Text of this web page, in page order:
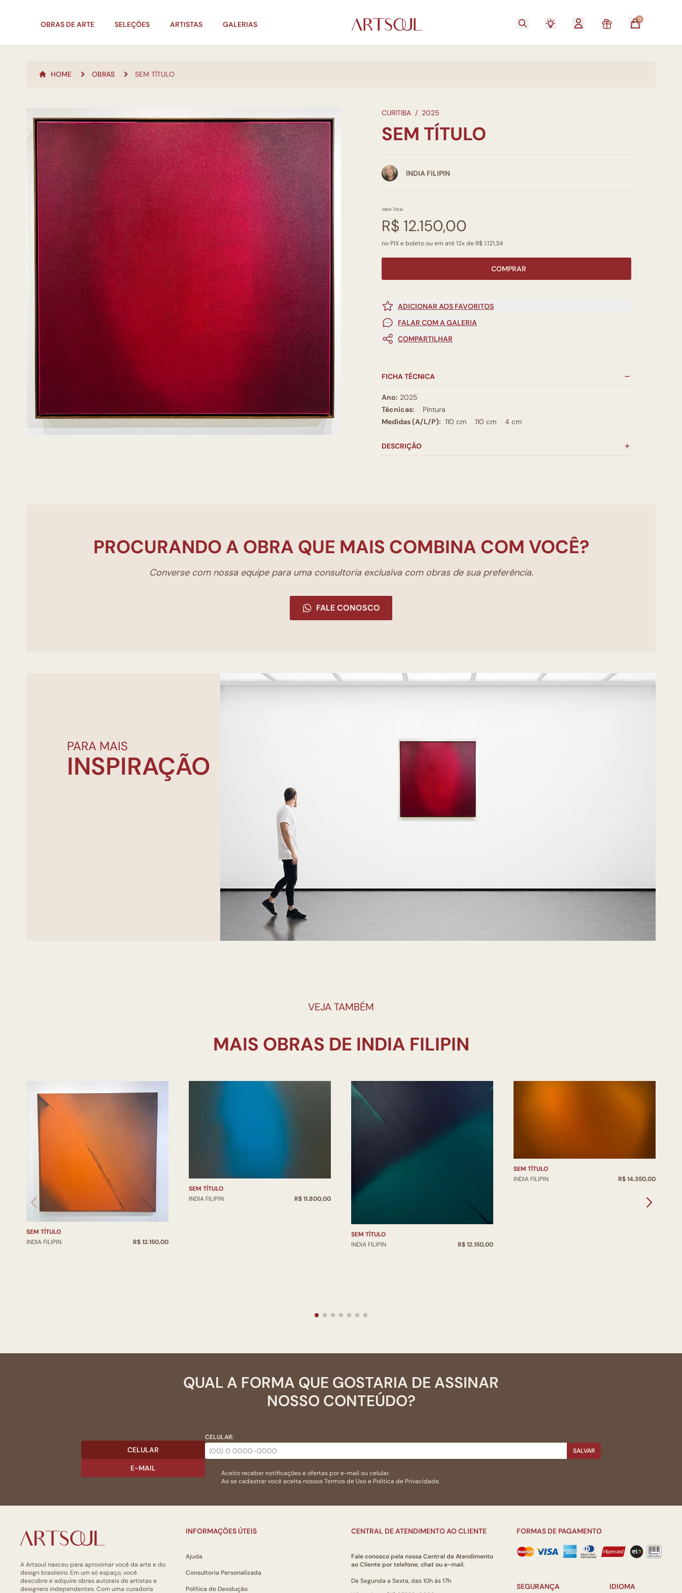
OBRAS DE ARTE SELEÇÕES ARTISTAS GALERIAS
0
HOME OBRAS SEM TÍTULO
CURITIBA / 2025
SEM TÍTULO
INDIA FILIPIN
Valor Total
R$ 12.150,00
no PIX e boleto ou em até 12x de R$ 1.121,34
COMPRAR
ADICIONAR AOS FAVORITOS
FALAR COM A GALERIA
COMPARTILHAR
FICHA TÉCNICA
Ano: 2025
Técnicas:
Pintura
Medidas (A/L/P): 110 cm 110 cm 4 cm
DESCRIÇÃO
PROCURANDO A OBRA QUE MAIS COMBINA COM VOCÊ?
Converse com nossa equipe para uma consultoria exclusíva com obras de sua preferência.
FALE CONOSCO
PARA MAIS
INSPIRAÇÃO
VEJA TAMBÉM
SEM TÍTULO
INDIA FILIPIN
R$ 12.150,00
SEM TÍTULO
INDIA FILIPIN
R$ 11.800,00
SEM TÍTULO
INDIA FILIPIN
R$ 12.150,00
SEM TÍTULO
INDIA FILIPIN
R$ 14.350,00
QUAL A FORMA QUE GOSTARIA DE ASSINAR
NOSSO CONTEÚDO?
CELULAR
E-MAIL
CELULAR:
SALVAR
Aceito receber notificações e ofertas por e-mail ou celular.
Ao se cadastrar você aceita nossosTermos de Usoe Politica de Privacidade.
A Artsoul nasceu para aproximar você da arte e do
design brasileiro. Em um só espaço, você
descobre e adquire obras autorais de artistas e
designers independentes. Com uma curadoria
INFORMAÇÕES ÚTEIS
Ajuda
Consultoria Personalizada
Política de Devolução
CENTRAL DE ATENDIMENTO AO CLIENTE
Fale conosco pela nossa Central de Atendimento
ao Cliente por telefone, chat ou e-mail.
De Segunda a Sexta, das 10h às 17h
FORMAS DE PAGAMENTO
SEGURANÇA IDIOMA